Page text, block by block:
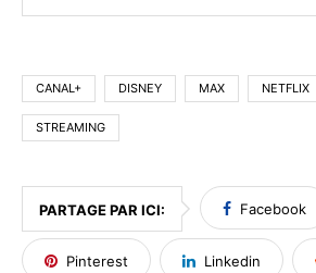
CANAL+ DISNEY MAX NETFLIX
STREAMING
PARTAGE PAR ICI: Facebook
Pinterest Linkedin